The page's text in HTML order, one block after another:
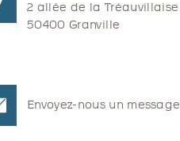
2 allée de la Tréauvillaise
50400 Granville
Envoyez-nous un message